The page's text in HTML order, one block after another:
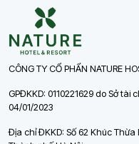
CÔNG TY CỔ PHẨN NATURE
GPĐKKD: 0110221629 do Sở
04/01/2023
Địa chỉ ĐKKD: Số 62 Khúc Thừa